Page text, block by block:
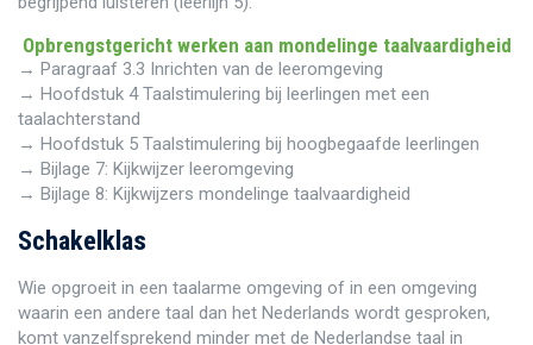
Opbrengstgericht werken aan mondelinge taalvaardigheid
→ Paragraaf 3.3 Inrichten van de leeromgeving
→ Hoofdstuk 4 Taalstimulering bij leerlingen met een
taalachterstand
→ Hoofdstuk 5 Taalstimulering bij hoogbegaafde leerlingen
→ Bijlage 7: Kijkwijzer leeromgeving
→ Bijlage 8: Kijkwijzers mondelinge taalvaardigheid
Schakelklas
Wie opgroeit in een taalarme omgeving of in een omgeving
waarin een andere taal dan het Nederlands wordt gesproken,
komt vanzelfsprekend minder met de Nederlandse taal in